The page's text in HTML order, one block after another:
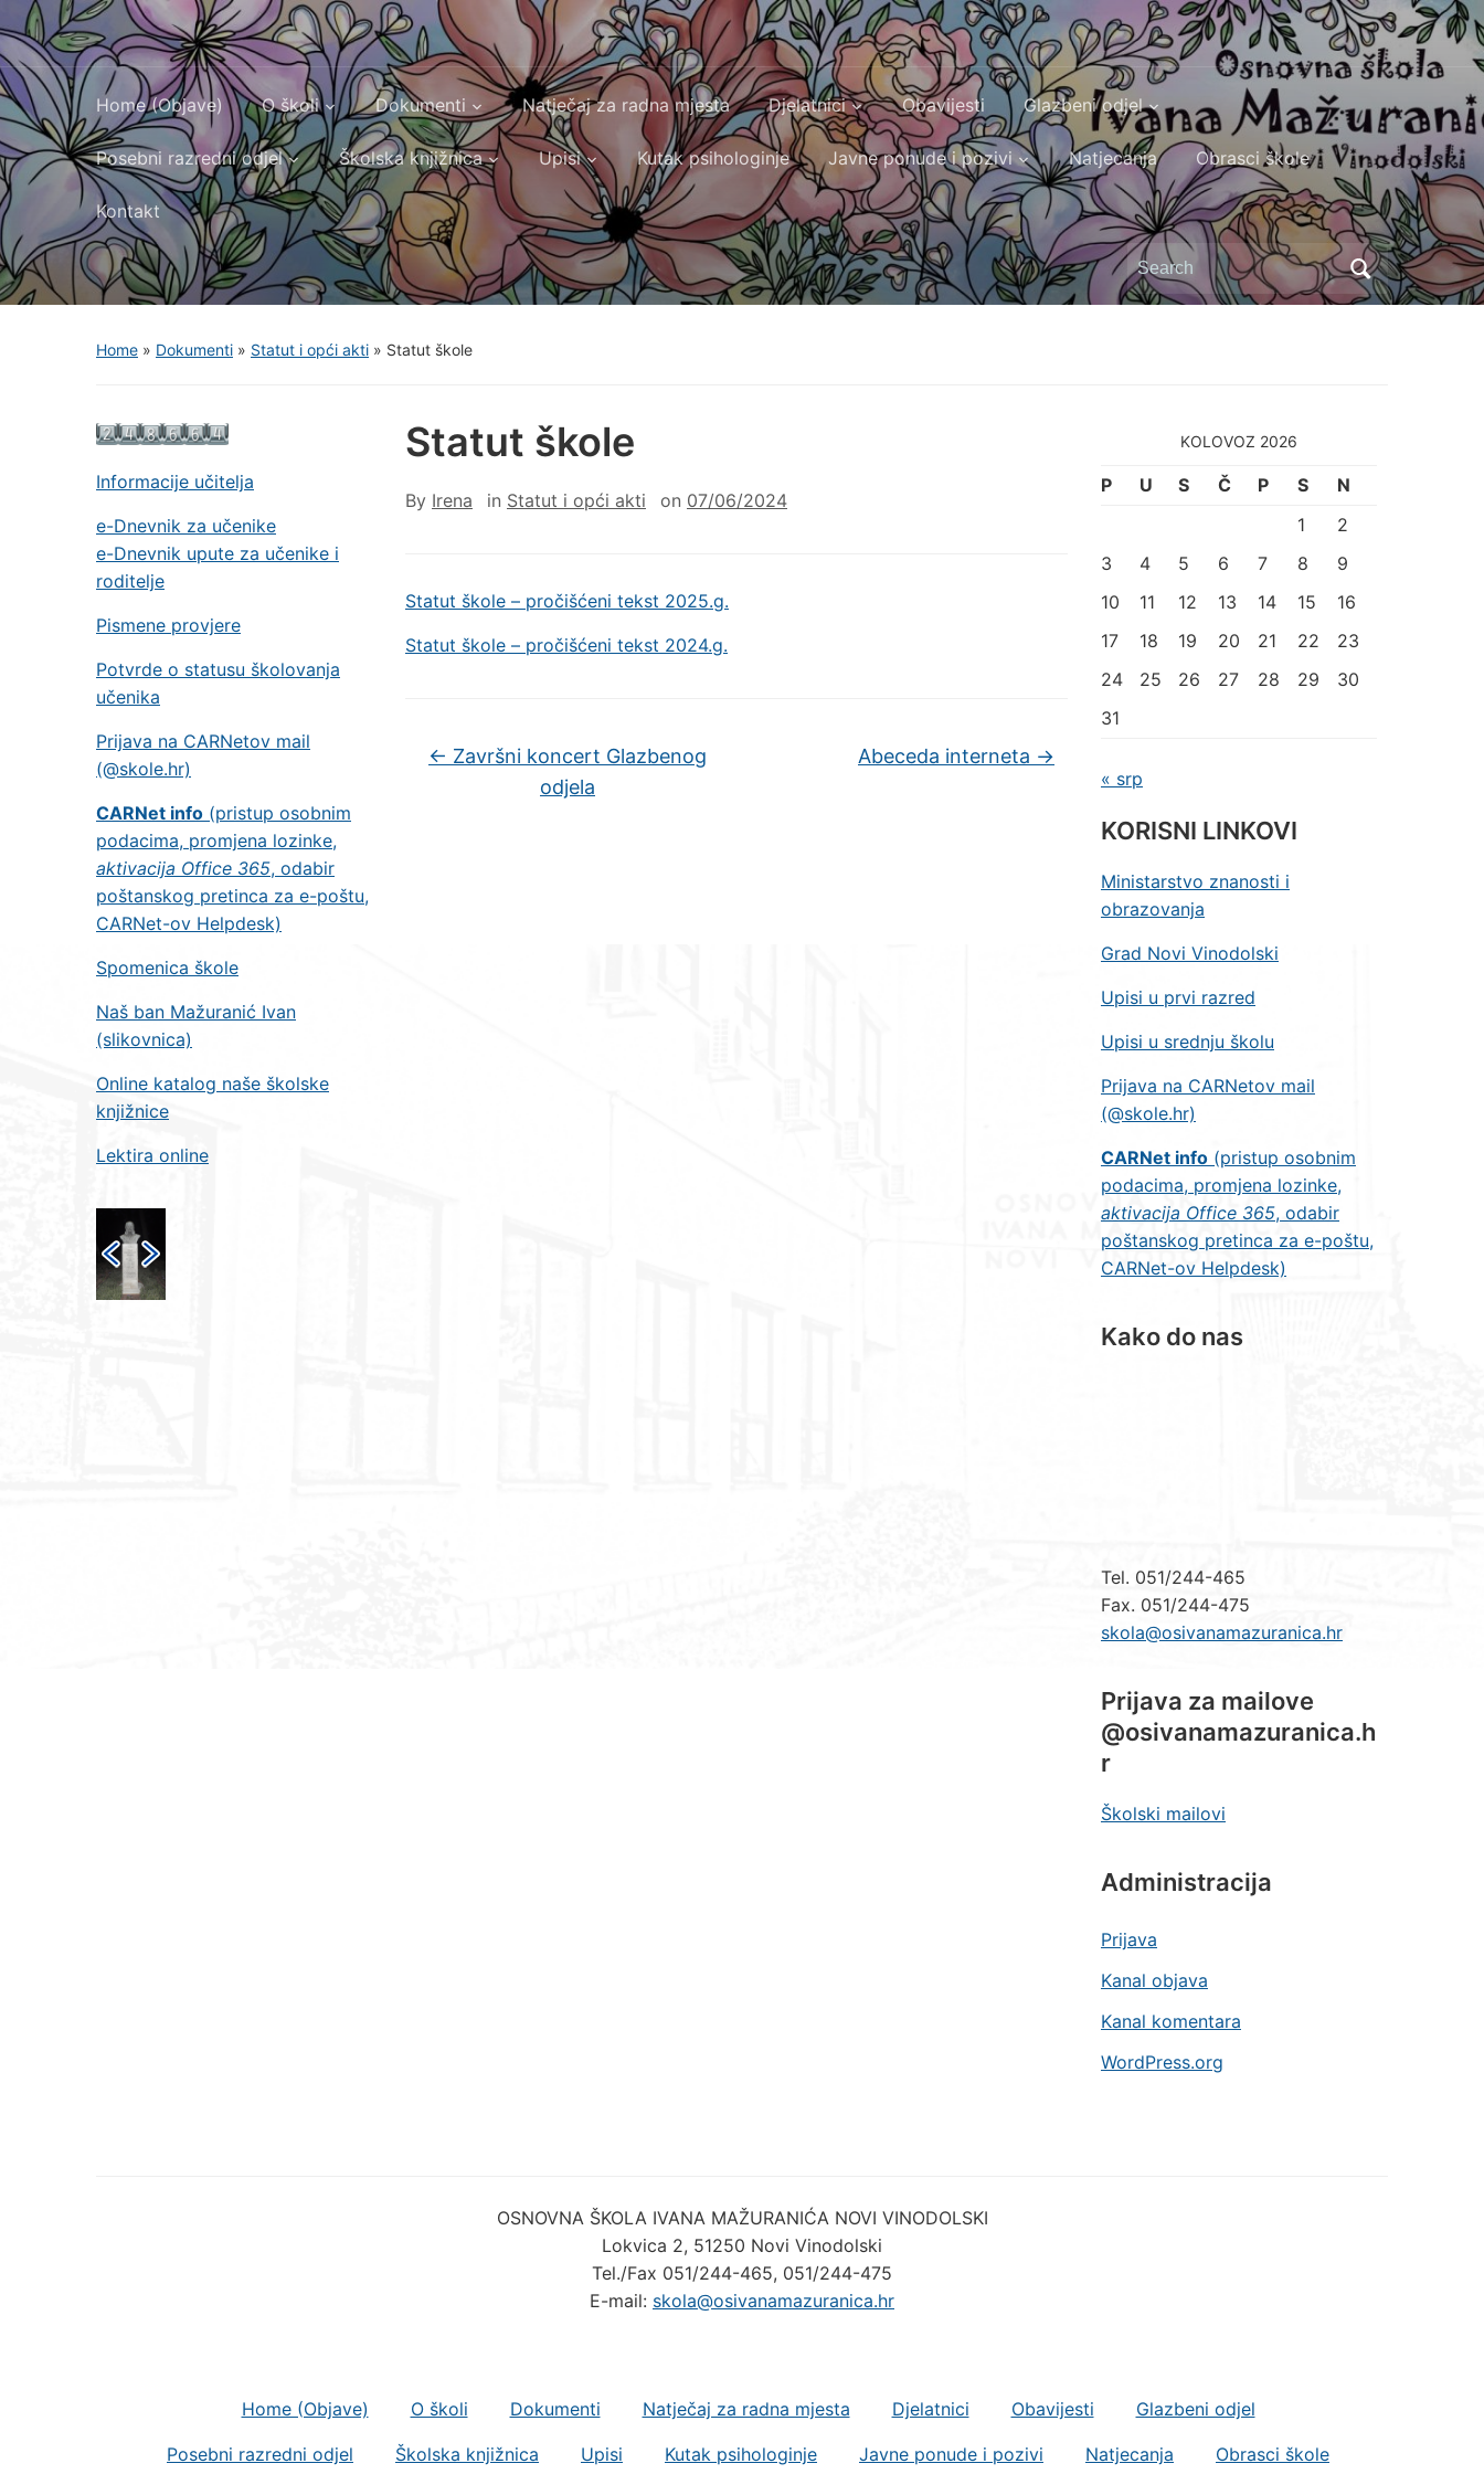
Home (Objave) O školi Dokumenti Natječaj za radna mjesta Djelatnici Obavijesti Glazbeni odjel
Posebni razredni odjel Školska knjižnica Upisi Kutak psihologinje Javne ponude i pozivi Natjecanja Obrasci škole
Kontakt
Search
for:
Home » Dokumenti » Statut i opći akti » Statut škole
Informacije učitelja
e-Dnevnik za učenike
e-Dnevnik upute za učenike i
roditelje
Pismene provjere
Potvrde o statusu školovanja
učenika
Prijava na CARNetov mail
(@skole.hr)
CARNet info (pristup osobnim
podacima, promjena lozinke,
aktivacija Office 365, odabir
poštanskog pretinca za e-poštu,
CARNet-ov Helpdesk)
Spomenica škole
Naš ban Mažuranić Ivan
(slikovnica)
Online katalog naše školske
knjižnice
Lektira online
Statut škole
By Irena in Statut i opći akti on 07/06/2024
Statut škole – pročišćeni tekst 2025.g.
Statut škole – pročišćeni tekst 2024.g.
← Završni koncert Glazbenog
odjela
Abeceda interneta →
KOLOVOZ 2026
P U S Č P S
N
1
2
3
4 5 6 7 8
9
10
11 12 13 14 15
16
17
18 19 20 21 22
23
24
25 26 27 28 29
30
31
« srp
KORISNI LINKOVI
Ministarstvo znanosti i
obrazovanja
Grad Novi Vinodolski
Upisi u prvi razred
Upisi u srednju školu
Prijava na CARNetov mail
(@skole.hr)
CARNet info (pristup osobnim
podacima, promjena lozinke,
aktivacija Office 365, odabir
poštanskog pretinca za e-poštu,
CARNet-ov Helpdesk)
Kako do nas
Tel. 051/244-465
Fax. 051/244-475
skola@osivanamazuranica.hr
Prijava za mailove
@osivanamazuranica.h
r
Školski mailovi
Administracija
Prijava
Kanal objava
Kanal komentara
WordPress.org
OSNOVNA ŠKOLA IVANA MAŽURANIĆA NOVI VINODOLSKI
Lokvica 2, 51250 Novi Vinodolski
Tel./Fax 051/244-465, 051/244-475
E-mail: skola@osivanamazuranica.hr
Home (Objave) O školi Dokumenti Natječaj za radna mjesta Djelatnici Obavijesti Glazbeni odjel
Posebni razredni odjel Školska knjižnica Upisi Kutak psihologinje Javne ponude i pozivi Natjecanja Obrasci škole